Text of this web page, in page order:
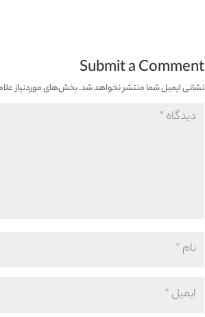
Submit a Comment
نشانی ایمیل شما منتشر نخواهد شد.بخش‌های موردنیاز